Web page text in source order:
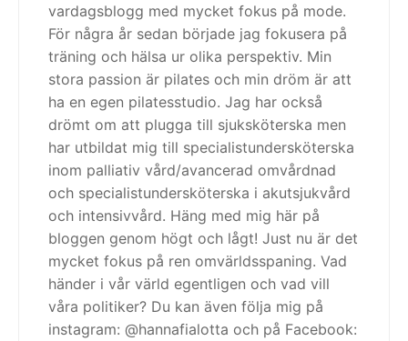
vardagsblogg med mycket fokus på mode.
För några år sedan började jag fokusera på
träning och hälsa ur olika perspektiv. Min
stora passion är pilates och min dröm är att
ha en egen pilatesstudio. Jag har också
drömt om att plugga till sjuksköterska men
har utbildat mig till specialistundersköterska
inom palliativ vård/avancerad omvårdnad
och specialistundersköterska i akutsjukvård
och intensivvård. Häng med mig här på
bloggen genom högt och lågt! Just nu är det
mycket fokus på ren omvärldsspaning. Vad
händer i vår värld egentligen och vad vill
våra politiker? Du kan även följa mig på
instagram: @hannafialotta och på Facebook: